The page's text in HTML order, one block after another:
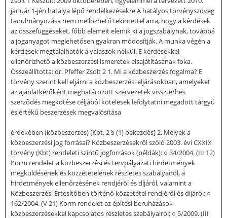
január 1-jén hatálya lépő rendelkezésekre A hatályos törvényszöveg
tanulmányozása nem mellőzhető tekintettel arra, hogy a kérdések
az összefüggéseket, főbb elemeit elemik ki a jogszabálynak, továbbá
a joganyagot meglehetősen gyakran módosítják. A munka végén a
kérdések megtalálhatók a válaszok nélkül. E kérdésekkel
ellenőrizhető a közbeszerzési ismeretek elsajátításának foka.
Összeállította: dr. Pfeffer Zsolt 2 1. Mi a közbeszerzés fogalma? E
törvény szerint kell eljárni a közbeszerzési eljárásokban, amelyeket
az ajánlatkérőként meghatározott szervezetek visszterhes
szerződés megkötése céljából kötelesek lefolytatni megadott tárgyú
és értékű beszerzések megvalósítása
érdekében (közbeszerzés) [Kbt. 2 § (1) bekezdés] 2. Melyek a
közbeszerzési jog forrásai? Közbeszerzésekről szóló 2003. évi CXXIX
törvény (Kbt) rendeleti szintű jogforrások (példák): ○ 34/2004. (III 12)
Korm rendelet a közbeszerzési és tervpályázati hirdetmények
megküldésének és közzétételének részletes szabályairól, a
hirdetmények ellenőrzésének rendjéről és díjáról, valamint a
Közbeszerzési Értesítőben történő közzététel rendjéről és díjáról; ○
162/2004. (V 21) Korm rendelet az építési beruházások
közbeszerzésekkel kapcsolatos részletes szabályairól; ○ 5/2009. (III